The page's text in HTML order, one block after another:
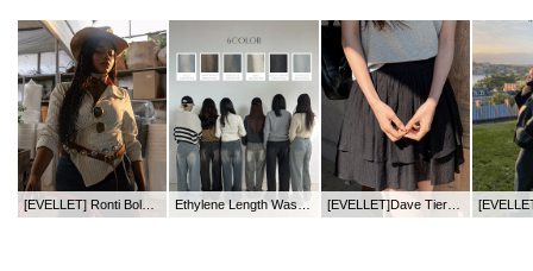
Ethylene Length Washing Wide Denim Pants [EVELLET]Dave Tiered Pants Skirt